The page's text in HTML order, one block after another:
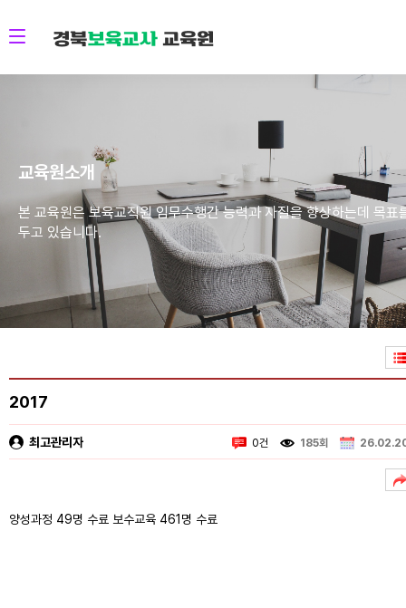
교육원소개
본 교육원은 보육교직원 임무수행간 능력과 자질을 향상하는데 목표
두고 있습니다.
2017
최고관리자 0건 185회
양성과정 49명 수료 보수교육 461명 수료